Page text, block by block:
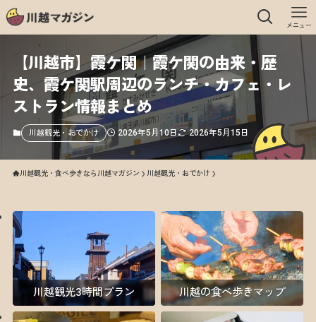
メニュー
【川越市】霞ケ関｜霞ケ関の由来・歴
史、霞ケ関駅周辺のランチ・カフェ・レ
ストラン情報まとめ
川越観光・おでかけ 2026年5月10日 2026年5月15日
川越観光・食べ歩きなら川越マガジン 川越観光・おでかけ
川越観光3時間プラン 川越の食べ歩きマップ